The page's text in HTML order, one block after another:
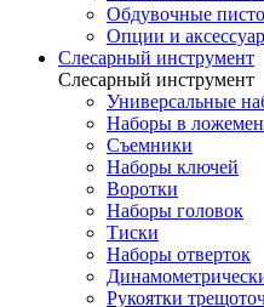
Обдувочные
Опции и
Слесарный инструмент
Слесарный инструмент
Универсальные
Наборы в
Съемники
Наборы ключей
Воротки
Наборы головок
Тиски
Наборы отверток
Рукоятки